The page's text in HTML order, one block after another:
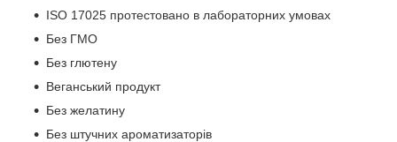
ISO 17025 протестовано в лабораторних умовах
Без ГМО
Без глютену
Веганський продукт
Без желатину
Без штучних ароматизаторів